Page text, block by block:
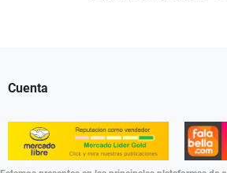
Cuenta